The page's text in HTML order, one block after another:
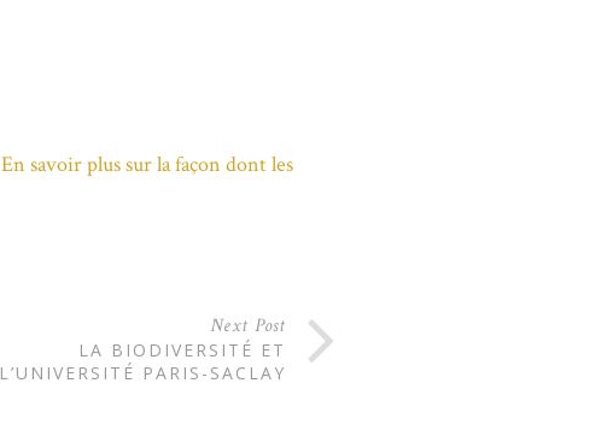
En savoir plus sur la façon dont les
Next Post
LA BIODIVERSITÉ ET
L’UNIVERSITÉ PARIS-SACLAY